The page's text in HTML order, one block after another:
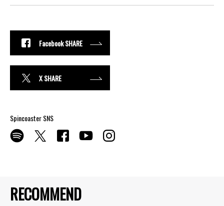
RECOMMEND
Facebook SHARE
X SHARE
Spincoaster SNS